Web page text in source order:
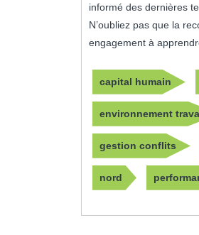
informé des dernières
N’oubliez pas que la
engagement à
capital humain
environnement
gestion conflits
nord